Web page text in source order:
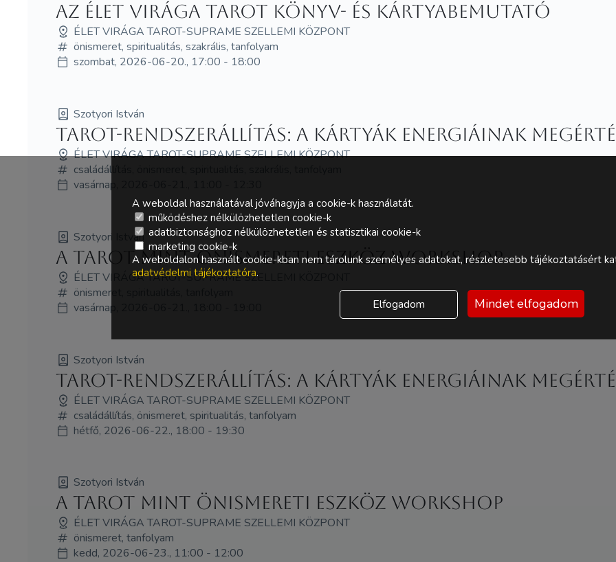
Az Élet Virága Tarot Könyv- és kártyabemutató
ÉLET VIRÁGA TAROT-SUPRAME SZELLEMI KÖZPONT
önismeret, spiritualitás, szakrális, tanfolyam
szombat, 2026-06-20., 17:00 - 18:00
Szotyori István
Tarot-Rendszerállítás: A kártyák energiáinak
ÉLET VIRÁGA TAROT-SUPRAME SZELLEMI KÖZPONT
családállítás, önismeret, spiritualitás, szakrális, tanfolyam
vasárnap, 2026-06-21., 11:00 - 12:30
Szotyori István
A Tarot mint önismereti eszköz Workshop
ÉLET VIRÁGA TAROT-SUPRAME SZELLEMI KÖZPONT
önismeret, spiritualitás, tanfolyam
vasárnap, 2026-06-21., 18:00 - 19:00
Szotyori István
Tarot-Rendszerállítás: A kártyák energiáinak
ÉLET VIRÁGA TAROT-SUPRAME SZELLEMI KÖZPONT
családállítás, önismeret, spiritualitás, tanfolyam
hétfő, 2026-06-22., 18:00 - 19:30
Szotyori István
A Tarot mint önismereti eszköz Workshop
ÉLET VIRÁGA TAROT-SUPRAME SZELLEMI KÖZPONT
önismeret, tanfolyam
kedd, 2026-06-23., 11:00 - 12:00
A weboldal használatával jóváhagyja a cookie-k használatát.
működéshez nélkülözhetetlen cookie-k
adatbiztonsághoz nélkülözhetetlen és statisztikai cookie-k
marketing cookie-k
A weboldalon használt cookie-kban nem tárolunk személyes adatokat, részletesebb tájékoztatásért
adatvédelmi tájékoztatóra.
Elfogadom Mindet elfogadom